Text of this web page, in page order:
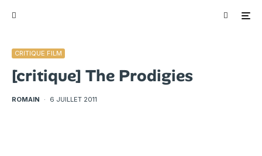
CRITIQUE FILM
[critique] The Prodigies
ROMAIN · 6 JUILLET 2011